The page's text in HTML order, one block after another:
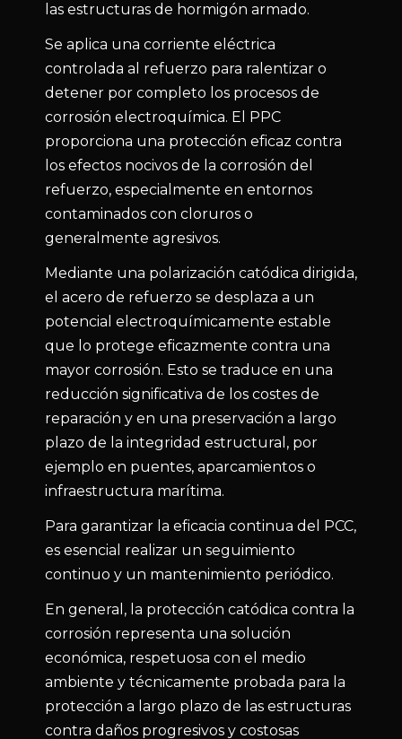
las estructuras de hormigón armado.
Se aplica una corriente eléctrica
controlada al refuerzo para ralentizar o
detener por completo los procesos de
corrosión electroquímica. El PPC
proporciona una protección eficaz contra
los efectos nocivos de la corrosión del
refuerzo, especialmente en entornos
contaminados con cloruros o
generalmente agresivos.
Mediante una polarización catódica dirigida,
el acero de refuerzo se desplaza a un
potencial electroquímicamente estable
que lo protege eficazmente contra una
mayor corrosión. Esto se traduce en una
reducción significativa de los costes de
reparación y en una preservación a largo
plazo de la integridad estructural, por
ejemplo en puentes, aparcamientos o
infraestructura marítima.
Para garantizar la eficacia continua del PCC,
es esencial realizar un seguimiento
continuo y un mantenimiento periódico.
En general, la protección catódica contra la
corrosión representa una solución
económica, respetuosa con el medio
ambiente y técnicamente probada para la
protección a largo plazo de las estructuras
contra daños progresivos y costosas